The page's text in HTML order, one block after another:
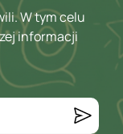
W tym celu
informacji